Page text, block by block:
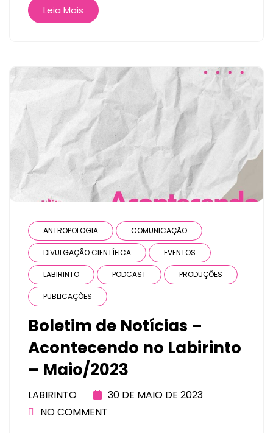
Leia Mais
ANTROPOLOGIA COMUNICAÇÃO
DIVULGAÇÃO CIENTÍFICA EVENTOS
LABIRINTO PODCAST PRODUÇÕES
PUBLICAÇÕES
Boletim de Notícias –
Acontecendo no Labirinto
– Maio/2023
LABIRINTO
30 DE MAIO DE 2023
NO COMMENT